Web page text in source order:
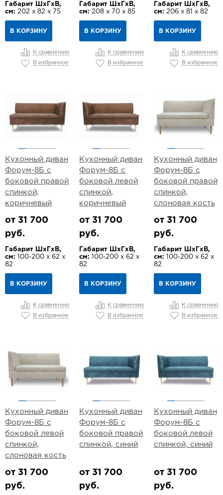
Габарит ШхГхВ,
см: 202 х 82 х 75
В КОРЗИНУ
К сравнению
В избранное
Габарит ШхГхВ,
см: 208 х 70 х 85
В КОРЗИНУ
К сравнению
В избранное
Габарит ШхГхВ,
см: 206 х 81 х 82
В КОРЗИНУ
К сравнению
В избранное
Кухонный диван
Форум-8Б с
боковой правой
спинкой,
коричневый
от 31 700
руб.
Габарит ШхГхВ,
см: 100-200 х 62 х
82
В КОРЗИНУ
К сравнению
В избранное
Кухонный диван
Форум-8Б с
боковой левой
спинкой,
коричневый
от 31 700
руб.
Габарит ШхГхВ,
см:
100-200 х 62 х
82
В КОРЗИНУ
К сравнению
В избранное
Кухонный диван
Форум-8Б с
боковой правой
спинкой,
слоновая кость
от 31 700
руб.
Габарит ШхГхВ,
см: 100-200 х 62 х
82
В КОРЗИНУ
К сравнению
В избранное
Кухонный диван
Форум-8Б с
боковой левой
спинкой,
слоновая кость
от 31 700
руб.
Кухонный диван
Форум-8Б с
боковой правой
спинкой, синий
от 31 700
руб.
Кухонный диван
Форум-8Б с
боковой левой
спинкой, синий
от 31 700
руб.